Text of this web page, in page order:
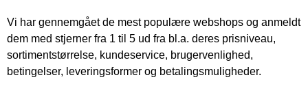
Vi har gennemgået de mest populære webshops og anmeldt
dem med stjerner fra 1 til 5 ud fra bl.a. deres prisniveau,
sortimentstørrelse, kundeservice, brugervenlighed,
betingelser, leveringsformer og betalingsmuligheder.